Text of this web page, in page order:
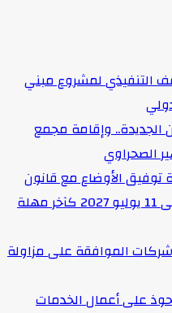
التنفيذي لمشروع مبني
الجديدة.. وإقامة مجمع
توفيق الأوضاع مع قانون
التأمين الموحد لمدة عام حتى 11 يوليو 2027 كآخر مهلة
الرقابة المالية تمنح 4 شركات الموافقة على مزاولة
على أعمال الخدمات